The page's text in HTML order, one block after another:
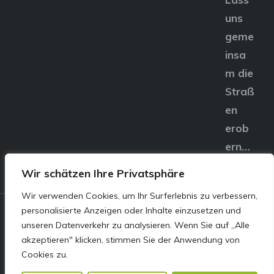
Wir schätzen Ihre Privatsphäre
Wir verwenden Cookies, um Ihr Surferlebnis zu verbessern,
personalisierte Anzeigen oder Inhalte einzusetzen und
unseren Datenverkehr zu analysieren. Wenn Sie auf „Alle
akzeptieren" klicken, stimmen Sie der Anwendung von
Cookies zu.
uns
geme
insa
m die
Straß
en
erob
ern…
© E&S Motors GmbH,
Linzer Straße 83 4240
Freistadt